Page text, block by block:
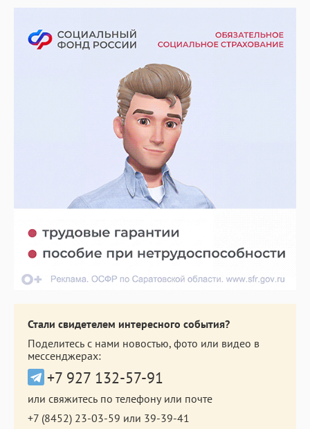
Стали свидетелем интересного события?
Поделитесь с нами новостью, фото или видео в
мессенджерах:
+7 927 132-57-91
или свяжитесь по телефону или почте
+7 (8452) 23-03-59 или 39-39-41